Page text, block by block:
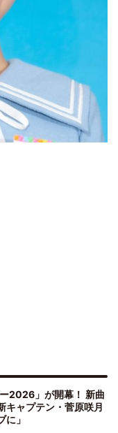
2026」が開幕！ 新曲
キャプテン・菅原咲月
に」